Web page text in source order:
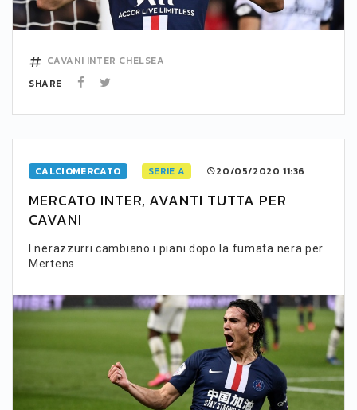
CAVANI INTER CHELSEA
SHARE
CALCIOMERCATO SERIE A 20/05/2020 11:36
MERCATO INTER, AVANTI TUTTA PER
CAVANI
I nerazzurri cambiano i piani dopo la fumata nera per
Mertens.